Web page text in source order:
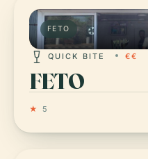
FETO
QUICK BITE €€
FETO
★ 5